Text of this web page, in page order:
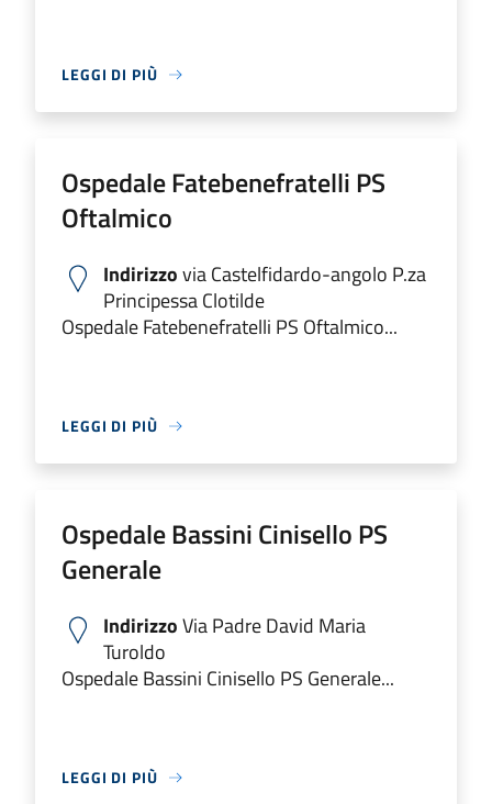
LEGGI DI PIÙ
Ospedale Fatebenefratelli PS
Oftalmico
Indirizzovia Castelfidardo-angolo P.za
Principessa Clotilde
Ospedale Fatebenefratelli PS Oftalmico...
LEGGI DI PIÙ
Ospedale Bassini Cinisello PS
Generale
IndirizzoVia Padre David Maria
Turoldo
Ospedale Bassini Cinisello PS Generale...
LEGGI DI PIÙ